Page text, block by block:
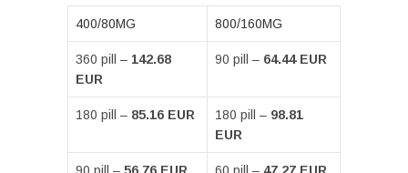
400/80MG 800/160MG
360 pill – 142.68
EUR
90 pill – 64.44 EUR
180 pill – 85.16 EUR 180 pill – 98.81
EUR